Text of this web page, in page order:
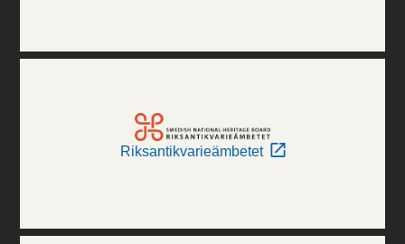
Riksantikvarieämbetet